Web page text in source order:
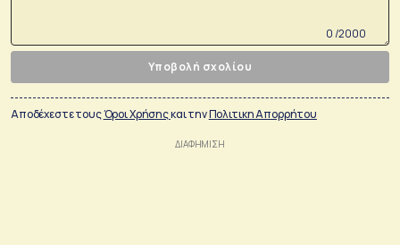
0 /2000
Υποβολή σχολίου
Αποδέχεστε τουςΌροι Χρήσηςκαι τηνΠολιτικη Απορρήτου